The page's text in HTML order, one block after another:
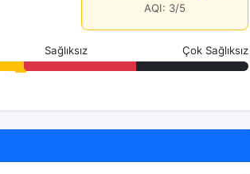
AQI: 3/5
Sağlıksız Çok Sağlıksız